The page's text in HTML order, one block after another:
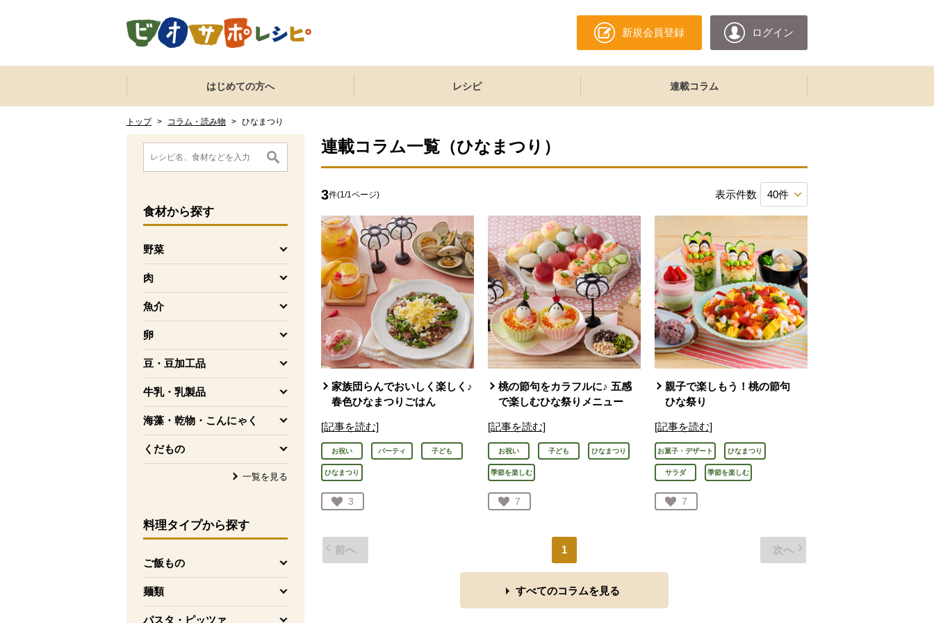
新規会員登録 ログイン
ここからサイト内共通メニューです。
サイト内共通メニューをスキップする
はじめての方へ レシピ 連載コラム
トップ > コラム・読み物 > ひなまつり
ここから消費材検索メニューです。
食材から探す
野菜
を開く
肉
を開く
魚介
を開く
卵
を開く
豆・豆加工品
を開く
牛乳・乳製品
を開く
海藻・乾物・こんにゃく
を開く
くだもの
を開く
一覧を見る
料理タイプから探す
ご飯もの
を開く
麺類
を開く
パスタ・ピッツァ
消費材検索メニューここまで。
ここから本文です。 連載コラム一覧（ひなまつり ）
3件(1 /1 ページ) 表示件数
家族団らんでおいしく楽しく♪
春色ひなまつりごはん
[記事を読む]
お祝い パーティ 子ども
ひなまつり
お気に入り登録：
3
人が登録
桃の節句をカラフルに♪ 五感
で楽しむひな祭りメニュー
[記事を読む]
お祝い 子ども ひなまつり
季節を楽しむ
お気に入り登録：
7
人が登録
親子で楽しもう！桃の節句
ひな祭り
[記事を読む]
お菓子・デザート ひなまつり
サラダ 季節を楽しむ
お気に入り登録：
7
人が登録
前へ 1 次へ
すべてのコラムを見る